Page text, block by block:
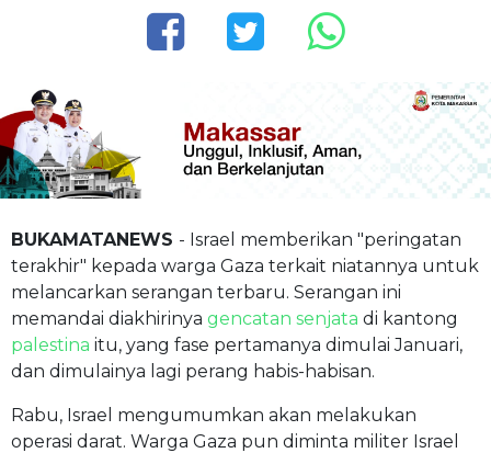
BUKAMATANEWS - Israel memberikan "peringatan
terakhir" kepada warga Gaza terkait niatannya untuk
melancarkan serangan terbaru. Serangan ini
memandai diakhirinya gencatan senjata di kantong
palestina itu, yang fase pertamanya dimulai Januari,
dan dimulainya lagi perang habis-habisan.
Rabu, Israel mengumumkan akan melakukan
operasi darat. Warga Gaza pun diminta militer Israel